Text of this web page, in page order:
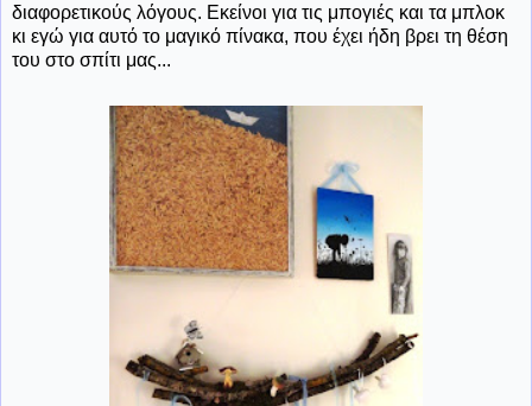
διαφορετικούς λόγους. Εκείνοι για τις μπογιές και τα μπλοκ
κι εγώ για αυτό το μαγικό πίνακα, που έχει ήδη βρει τη θέση
του στο σπίτι μας...